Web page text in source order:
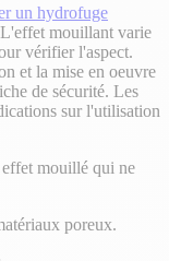
un hydrofuge
L'effet mouillant varie
vérifier l'aspect.
et la mise en oeuvre
de sécurité. Les
sur l'utilisation
mouillé qui ne
poreux.